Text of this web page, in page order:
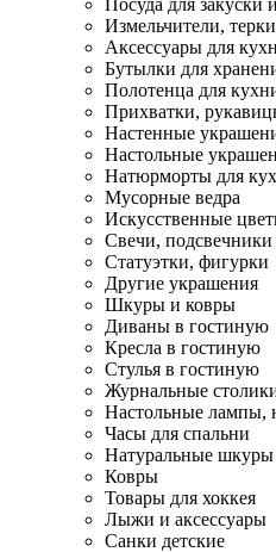
Посуда для закуски
Измельчители, терки
Аксессуары для
Бутылки для
Полотенца для
Прихватки,
Настенные
Настольные
Натюрморты для
Мусорные ведра
Искусственные
Свечи, подсвечники
Статуэтки, фигурки
Другие украшения
Шкуры и ковры
Диваны в гостиную
Кресла в гостиную
Стулья в гостиную
Журнальные
Настольные лампы,
Часы для спальни
Натуральные шкуры
Ковры
Товары для хоккея
Лыжи и аксессуары
Санки детские